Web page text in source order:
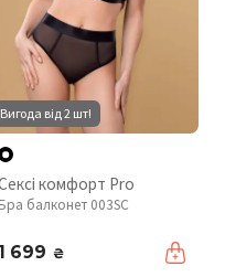
Вигода від 2 шт!
комфорт Pro
Бра балконет 003SC
1 699 ₴